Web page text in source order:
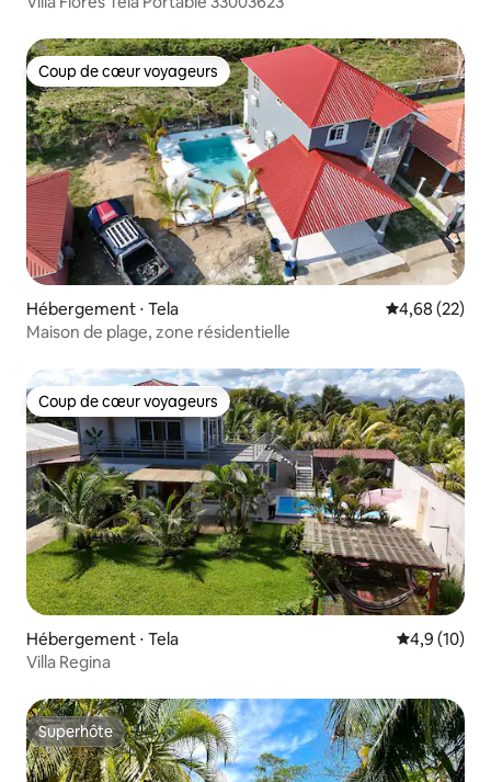
Coup de cœur voyageurs
Coup de cœur voyageurs
Hébergement ⋅ Tela Évaluation
4,68 (22)
Maison de plage, zone résidentielle
Coup de cœur voyageurs
Coup de cœur voyageurs
Hébergement ⋅ Tela Évaluation
4,9 (10)
Villa Regina
Superhôte
Superhôte